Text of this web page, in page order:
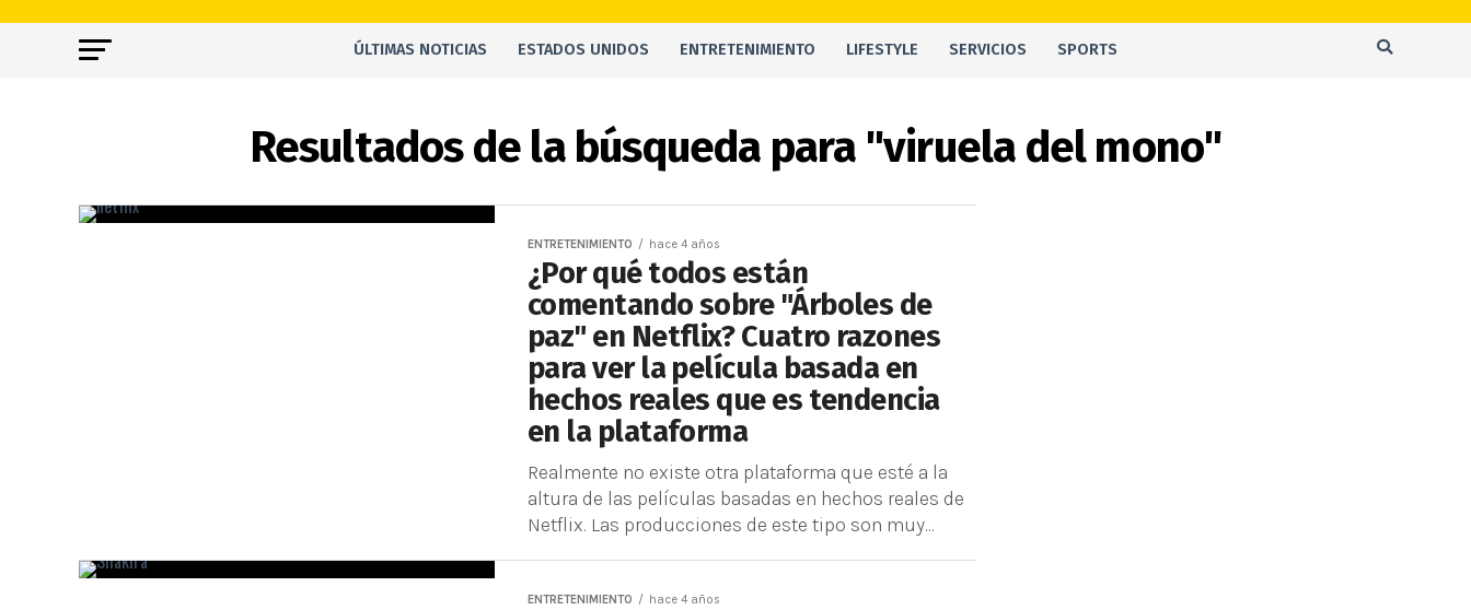
ÚLTIMAS NOTICIAS ESTADOS UNIDOS ENTRETENIMIENTO LIFESTYLE SERVICIOS SPORTS
Resultados de la búsqueda para "viruela del mono"
ENTRETENIMIENTO hace 4 años
¿Por qué todos están
comentando sobre "Árboles de
paz" en Netflix? Cuatro razones
para ver la película basada en
hechos reales que es tendencia
en la plataforma
Realmente no existe otra plataforma que esté a la
altura de las películas basadas en hechos reales de
Netflix. Las producciones de este tipo son muy...
ENTRETENIMIENTO hace 4 años